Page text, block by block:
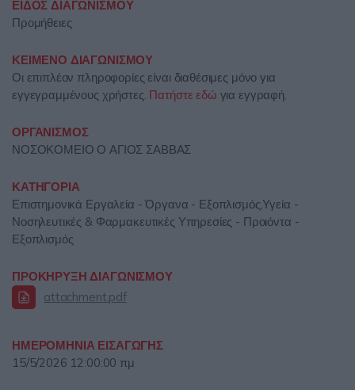
Είσοδος
ΕΙΔΟΣ ΔΙΑΓΩΝΙΣΜΟΥ
Προμήθειες
ΚΕΙΜΕΝΟ ΔΙΑΓΩΝΙΣΜΟΥ
Οι επιπλέον πληροφορίες είναι διαθέσιμες μόνο για
εγγεγραμμένους χρήστες. Πατήστε εδώ για εγγραφή.
ΟΡΓΑΝΙΣΜΟΣ
ΝΟΣΟΚΟΜΕΙΟ Ο ΑΓΙΟΣ ΣΑΒΒΑΣ
ΚΑΤΗΓΟΡΙΑ
Επιστημονικά Εργαλεία - Όργανα - Εξοπλισμός,Υγεία -
Νοσηλευτικές & Φαρμακευτικές Υπηρεσίες - Προιόντα -
Εξοπλισμός
ΠΡΟΚΗΡΥΞΗ ΔΙΑΓΩΝΙΣΜΟΥ
attachment.pdf
ΗΜΕΡΟΜΗΝΙΑ ΕΙΣΑΓΩΓΗΣ
15/5/2026 12:00:00 πμ